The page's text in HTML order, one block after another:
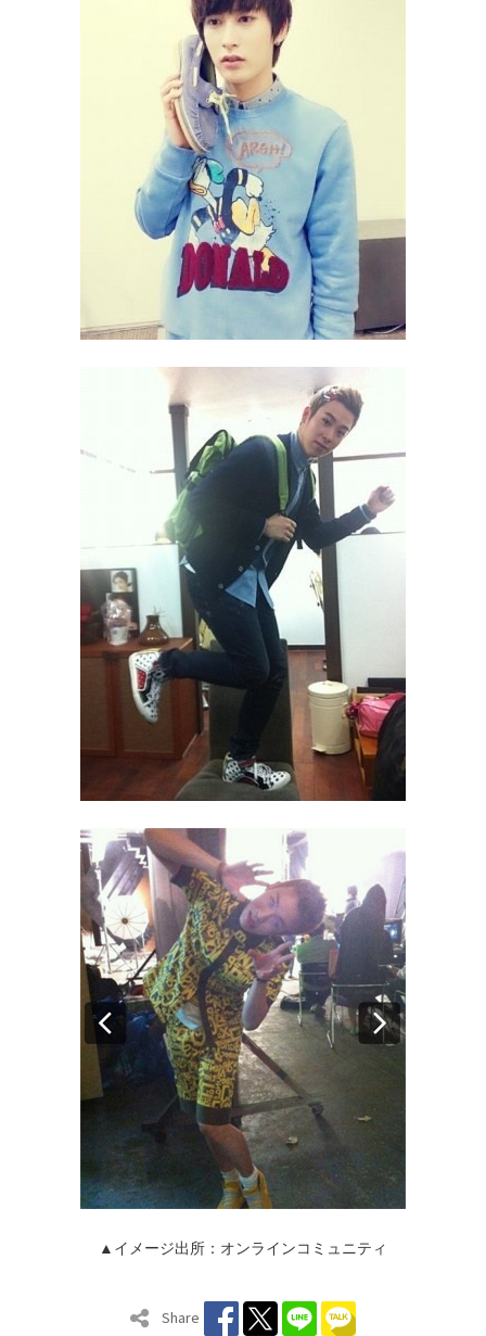
▲イメージ出所：オンラインコミュニティ
Share